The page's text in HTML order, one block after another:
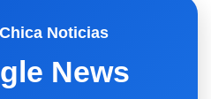
Noticias
News